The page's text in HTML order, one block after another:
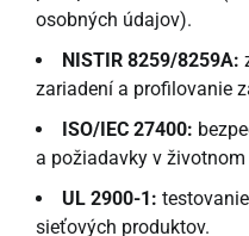
osobných údajov).
NISTIR 8259/8259A:
zariadení a profilovanie
ISO/IEC 27400:
a požiadavky v životnom
UL 2900-1:
sieťových produktov.